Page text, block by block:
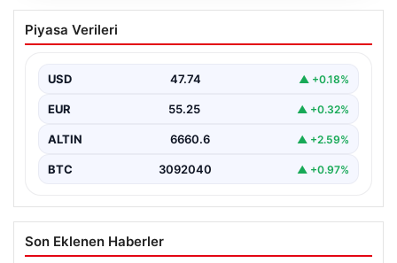
22 Mayıs 2026 Güncel Altın Fiyatları ve
Analizi
hareketlilik yatırımcıların ve ilgili piyasa uzmanlarının
en…
Piyasa Verileri
USD 47.74 ▲ +0.18%
EUR 55.25 ▲ +0.32%
ALTIN 6660.6 ▲ +2.59%
BTC 3092040 ▲ +0.97%
Son Eklenen Haberler